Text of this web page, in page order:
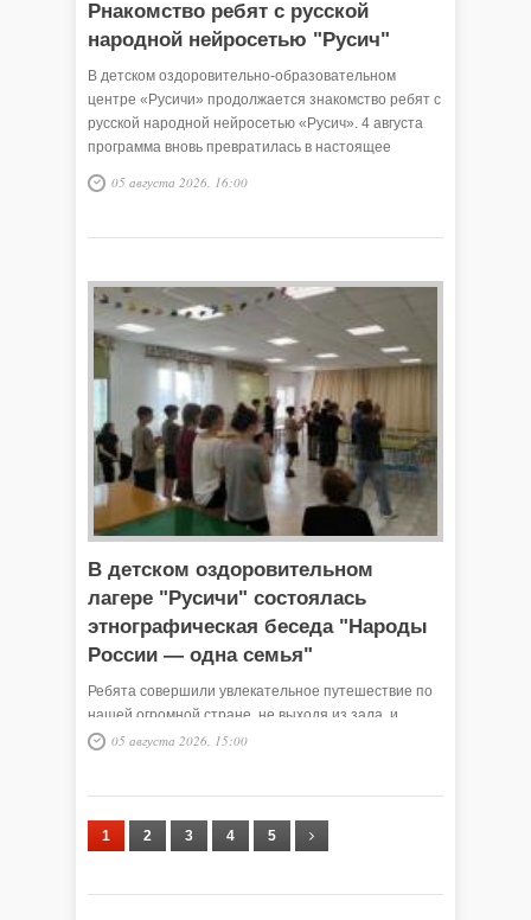
Pнакомство ребят с русской
народной нейросетью "Русич"
В детском оздоровительно-образовательном
центре «Русичи» продолжается знакомство ребят с
русской народной нейросетью «Русич». 4 августа
программа вновь превратилась в настоящее
приключение.
05 августа 2026, 16:00
В детском оздоровительном
лагере "Русичи" состоялась
этнографическая беседа "Народы
России — одна семья"
Ребята совершили увлекательное путешествие по
нашей огромной стране, не выходя из зала, и
познакомились с культурой русских, татар, башкир,
05 августа 2026, 15:00
1 2 3 4 5